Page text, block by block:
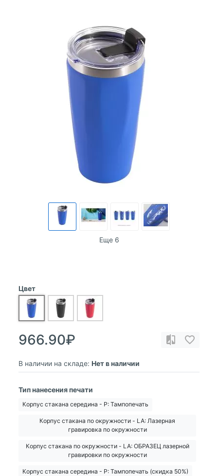
Еще 6
Цвет
966.90₽
В наличии на складе: Нет в наличии
Тип нанесения печати
Корпус стакана середина - Р: Тампопечать
Корпус стакана по окружности - LA: Лазерная
гравировка по окружности
Корпус стакана по окружности - LA: ОБРАЗЕЦ лазерной
гравировки по окружности
Корпус стакана середина - Р: Тампопечать (скидка 50%)